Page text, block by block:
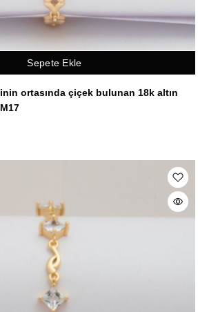
Sepete Ekle
ortasında çiçek bulunan 18k altın